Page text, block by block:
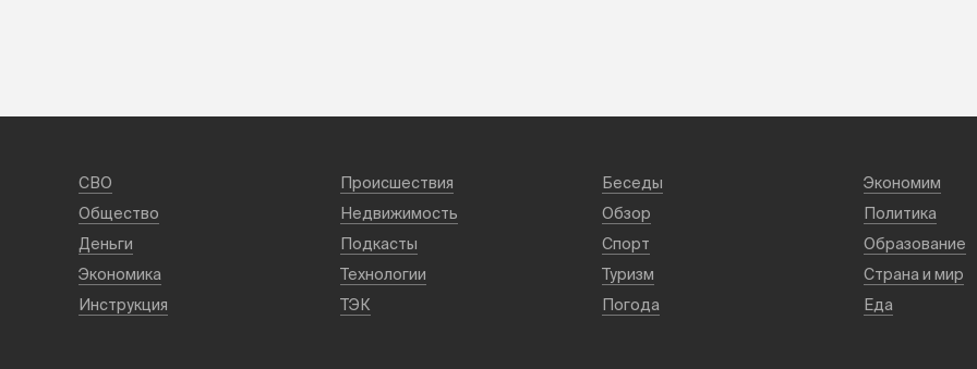
СВО Происшествия Беседы Экономим
Общество
Недвижимость Обзор Политика
Деньги
Подкасты Спорт Образование
Экономика
Технологии Туризм Страна и мир
Инструкция
ТЭК Погода Еда